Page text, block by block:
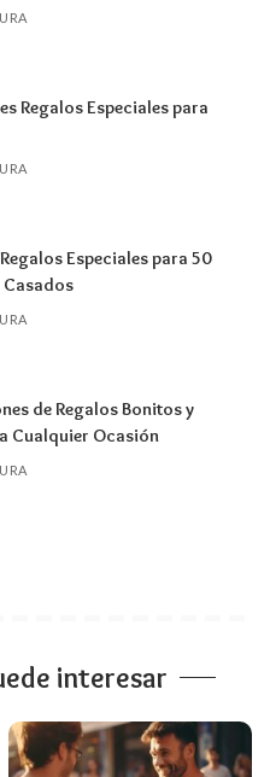
Regalos Especiales para
Especiales para 50
de Regalos Bonitos y
Cualquier Ocasión
interesar